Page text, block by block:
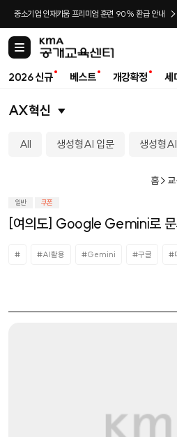
중소기업 인재키움 프리미엄 훈련 90% 환급 안내
카
고
2026 신규 베스트 개강확정 세
AX혁신
All 생성형AI 입문 생성형
홈 >
일반 쿠폰
[여의도] Google Gemini로 문
# #AI활용 #Gemini #구글 #